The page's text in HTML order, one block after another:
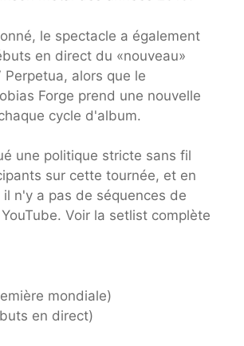
le spectacle a également
en direct du «nouveau»
Perpetua, alors que le
Forge prend une nouvelle
cycle d'album.
une politique stricte sans fil
sur cette tournée, et en
il n'y a pas de séquences de
Voir la setlist complète
mondiale)
en direct)